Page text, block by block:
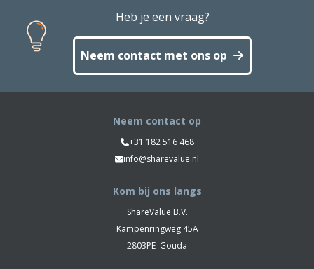
Heb je een vraag?
Neem contact met ons op
Neem contact op
+31 182 516 468
info@sharevalue.nl
Kom bij ons langs
ShareValue B.V.
Kampenringweg 45A
2803PE Gouda